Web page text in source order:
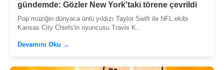
gündemde: Gözler New York'taki törene çevrildi
Pop müziğin dünyaca ünlü yıldızı Taylor Swift ile NFL ekibi
Kansas City Chiefs'in oyuncusu Travis K...
Devamını Oku →